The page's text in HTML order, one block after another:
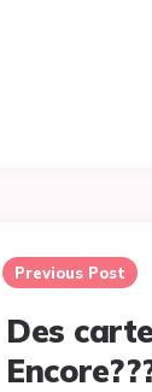
Previous Post
Des